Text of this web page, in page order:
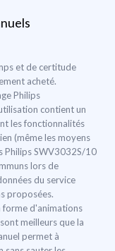
et de certitude
acheté.
Philips
contient un
les fonctionnalités
(même les moyens
Philips SWV3032S/10
lors de
du service
proposées.
forme d'animations
meilleurs que la
permet à